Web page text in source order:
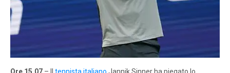
Ore 15.07 – Il tennista italiano Jannik Sinner ha piegato lo